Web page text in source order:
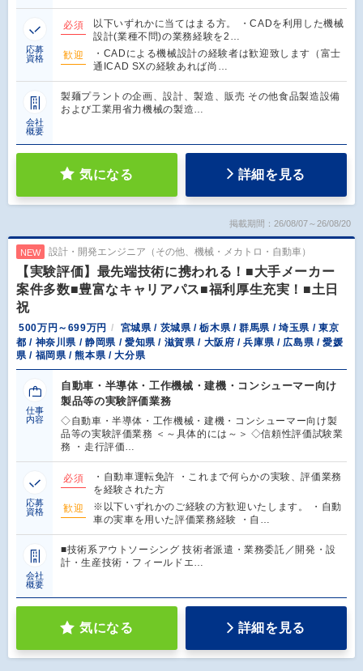
応募
資格
必須
以下いずれかに当てはまる方。 ・CADを利用した機械
設計(業種不問)の業務経験を2…
歓迎
・CADによる機械設計の経験者は歓迎致します（富士
通ICAD SXの経験あれば尚…
会社
概要
製麺プラントの企画、設計、製造、販売 その他食品製造設備
および工業用省力機械の製造…
気になる 詳細を見る
掲載期間：26/08/07～26/08/20
NEW 設計・開発エンジニア（その他、機械・メカトロ・自動車）
【実験評価】最先端技術に携われる！■大手メーカー
案件多数■豊富なキャリアパス■福利厚生充実！■土日
祝
500万円～699万円
宮城県 / 茨城県 / 栃木県 / 群馬県 / 埼玉県 / 東京
都 / 神奈川県 / 静岡県 / 愛知県 / 滋賀県 / 大阪府 / 兵庫県 / 広島県 / 愛媛
県 / 福岡県 / 熊本県 / 大分県
仕事
内容
自動車・半導体・工作機械・建機・コンシューマー向け
製品等の実験評価業務
◇自動車・半導体・工作機械・建機・コンシューマー向け製
品等の実験評価業務 ＜～具体的には～＞ ◇信頼性評価試験業
務 ・走行評価…
応募
資格
必須
・自動車運転免許 ・これまで何らかの実験、評価業務
を経験された方
歓迎
※以下いずれかのご経験の方歓迎いたします。 ・自動
車の実車を用いた評価業務経験 ・自…
会社
概要
■技術系アウトソーシング 技術者派遣・業務委託／開発・設
計・生産技術・フィールドエ…
気になる 詳細を見る